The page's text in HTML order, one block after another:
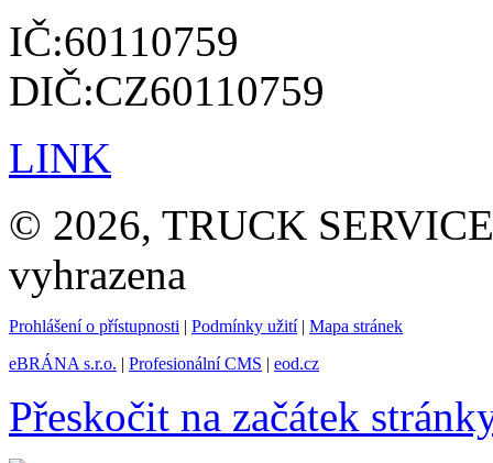
IČ:60110759
DIČ:CZ60110759
LINK
© 2026, TRUCK
vyhrazena
Prohlášení o přístupnosti | Podmínky užití| Mapa stránek
eBRÁNA s.r.o. | Profesionální CMS | eod.cz
Přeskočit na začátek